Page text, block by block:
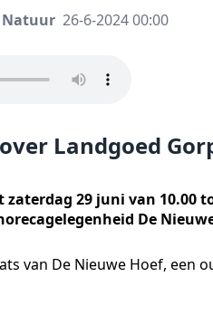
Natuur 26-6-2024 00:00
Landgoed
29 juni van 10.00
De
van De Nieuwe Hoef, een